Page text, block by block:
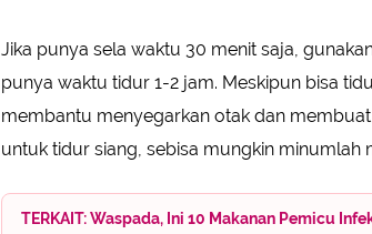
Jika punya sela waktu 30 menit saja,
punya waktu tidur 1-2 jam. Meskipun bisa
membantu menyegarkan otak dan
untuk tidur siang, sebisa mungkin minumlah
TERKAIT: Waspada, Ini 10 Makanan Pemicu